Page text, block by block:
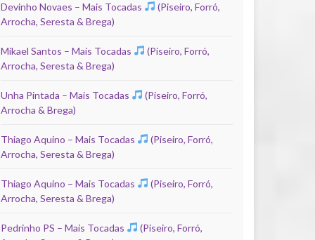
Devinho Novaes – Mais Tocadas
(Piseiro, Forró,
Arrocha, Seresta & Brega)
Mikael Santos – Mais Tocadas
(Piseiro, Forró,
Arrocha, Seresta & Brega)
Unha Pintada – Mais Tocadas
(Piseiro, Forró,
Arrocha & Brega)
Thiago Aquino – Mais Tocadas
(Piseiro, Forró,
Arrocha, Seresta & Brega)
Thiago Aquino – Mais Tocadas
(Piseiro, Forró,
Arrocha, Seresta & Brega)
Pedrinho PS – Mais Tocadas
(Piseiro, Forró,